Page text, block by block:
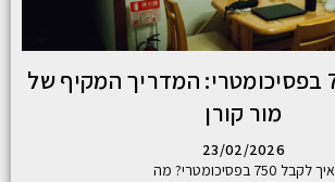
איך לקבל 750 בפסיכומטרי: המדריך המקיף של
מור קורן
23/02/2026
איך לקבל 750 בפסיכומטרי? מה